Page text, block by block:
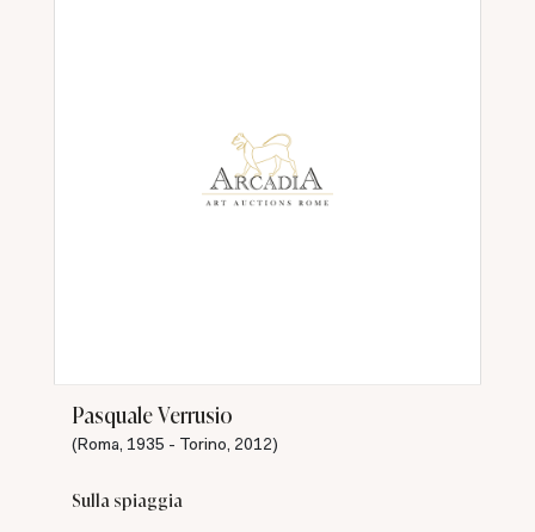
Pasquale Verrusio
(Roma, 1935 - Torino, 2012)
Sulla spiaggia